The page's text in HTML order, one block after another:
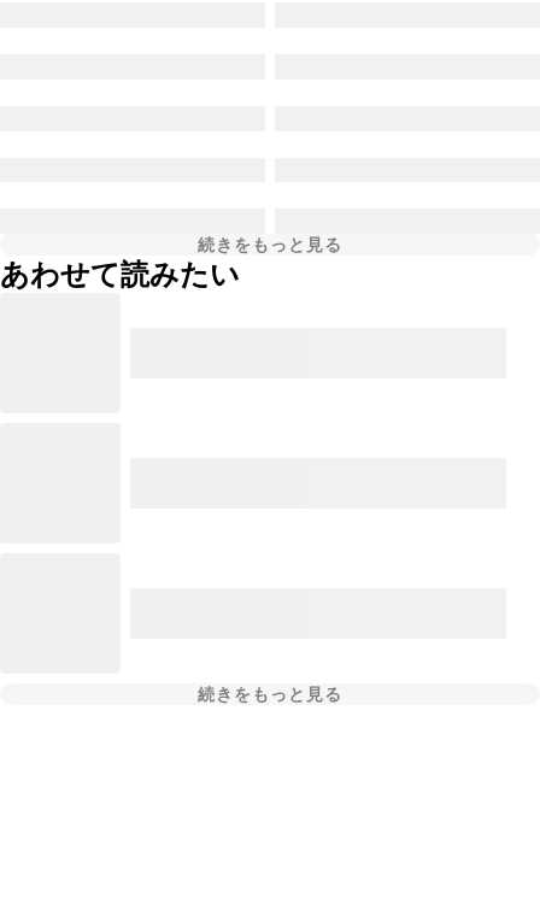
続きをもっと見る
あわせて読みたい
続きをもっと見る